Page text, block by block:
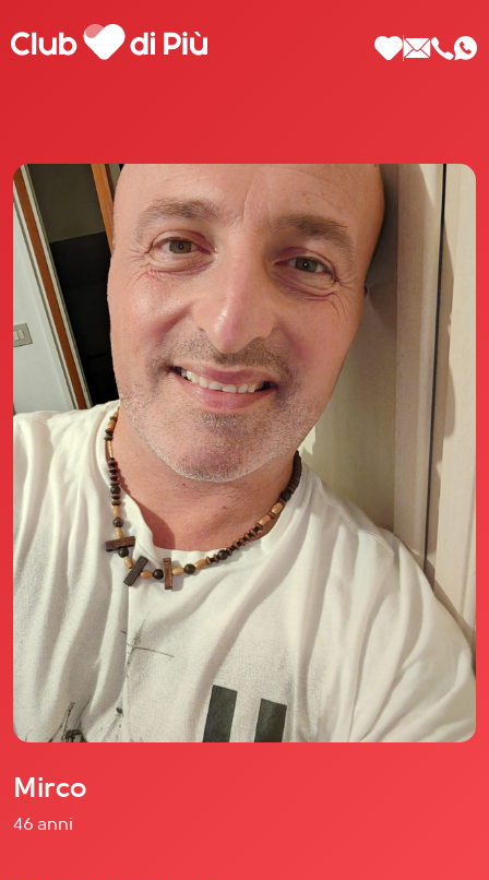
Scopri Club di Più
Le testimonianze Club di Più
La fondatrice Valeria Pilla
Annunci Donne
Agenzia matrimoniale Club di Più
Love Notebook
Il libro Donna di Cuori
Quanto costa Club di Più
Love Academy
Domande Frequenti
Impegno Sociale
Le nostre sedi
Facebook
YouTube
Instagram
TikTok
Mirco
46 anni